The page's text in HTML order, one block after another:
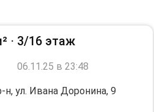
⋅ 3/16 этаж
06.11.25 в 23:48
ул. Ивана Доронина, 9